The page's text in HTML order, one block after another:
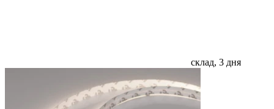
склад, 3 дня